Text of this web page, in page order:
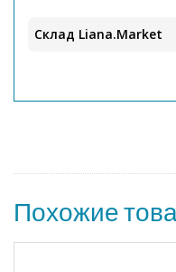
Склад Liana.Market
Похожие